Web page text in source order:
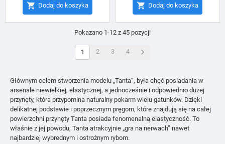
 Dodaj do koszyka  Dodaj do koszyka
Pokazano 1-12 z 45 pozycji
1 2 3 4 
Głównym celem stworzenia modelu „Tanta”, była chęć posiadania w
arsenale niewielkiej, elastycznej, a jednocześnie i odpowiednio dużej
przynęty, która przypomina naturalny pokarm wielu gatunków. Dzięki
delikatnej podstawie i poprzecznym pręgom, które znajdują się na całej
powierzchni przynęty Tanta posiada fenomenalną elastyczność. To
właśnie z jej powodu, Tanta atrakcyjnie „gra na nerwach” nawet
najbardziej wybrednym i ostrożnym rybom.